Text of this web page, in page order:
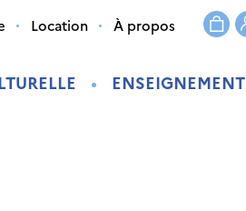
ENSEIGNEMENT
Location À propos